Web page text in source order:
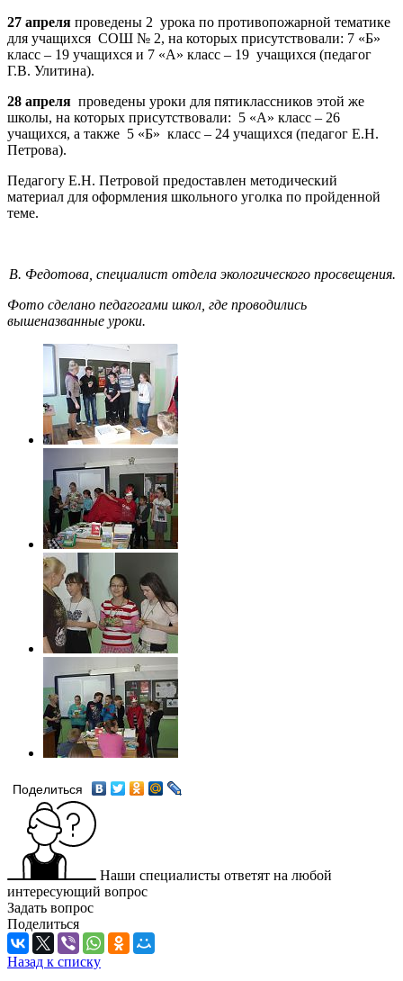
27 апреля проведены 2 урока по противопожарной тематике
для учащихся СОШ № 2, на которых присутствовали: 7 «Б»
класс – 19 учащихся и 7 «А» класс – 19 учащихся (педагог
Г.В. Улитина).
28 апреля проведены уроки для пятиклассников этой же
школы, на которых присутствовали: 5 «А» класс – 26
учащихся, а также 5 «Б» класс – 24 учащихся (педагог Е.Н.
Петрова).
Педагогу Е.Н. Петровой предоставлен методический
материал для оформления школьного уголка по пройденной
теме.
В. Федотова, специалист отдела экологического просвещения.
Фото сделано педагогами школ, где проводились
вышеназванные уроки.
Поделиться
Наши специалисты ответят на любой
интересующий вопрос
Задать вопрос
Поделиться
Назад к списку